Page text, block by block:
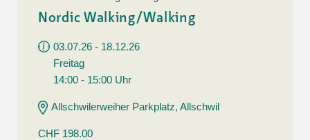
Nordic Walking/Walking
03.07.26 - 18.12.26
Freitag
14:00 - 15:00 Uhr
Allschwilerweiher Parkplatz, Allschwil
CHF 198.00